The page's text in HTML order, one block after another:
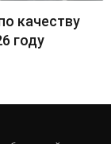
качеству
году